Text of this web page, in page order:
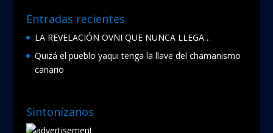
Entradas recientes
LA REVELACIÓN OVNI QUE NUNCA LLEGA…
Quizá el pueblo yaqui tenga la llave del chamanismo
canario
Sintonízanos